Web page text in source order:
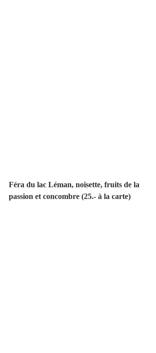
Féra du lac Léman, noisette, fruits de la
passion et concombre (25.- à la carte)